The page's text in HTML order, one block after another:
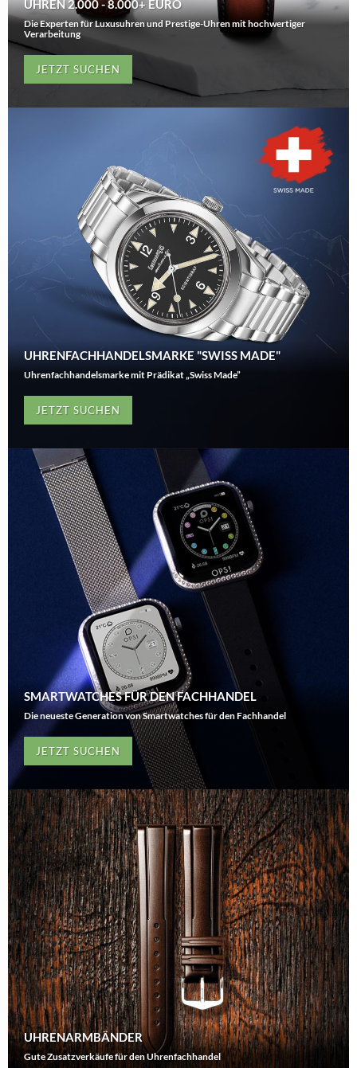
UHREN 2.000 - 8.000+ EURO
Die Experten für Luxusuhren und Prestige-Uhren mit hochwertiger
Verarbeitung
JETZT SUCHEN
UHRENFACHHANDELSMARKE "SWISS MADE"
Uhrenfachhandelsmarke mit Prädikat „Swiss Made”
JETZT SUCHEN
SMARTWATCHES FÜR DEN FACHHANDEL
Die neueste Generation von Smartwatches für den Fachhandel
JETZT SUCHEN
UHRENARMBÄNDER
Gute Zusatzverkäufe für den Uhrenfachhandel